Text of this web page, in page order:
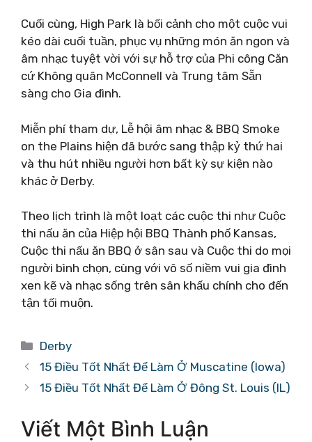
Cuối cùng, High Park là bối cảnh cho một cuộc vui
kéo dài cuối tuần, phục vụ những món ăn ngon và
âm nhạc tuyệt vời với sự hỗ trợ của Phi công Căn
cứ Không quân McConnell và Trung tâm Sẵn
sàng cho Gia đình.
Miễn phí tham dự, Lễ hội âm nhạc & BBQ Smoke
on the Plains hiện đã bước sang thập kỷ thứ hai
và thu hút nhiều người hơn bất kỳ sự kiện nào
khác ở Derby.
Theo lịch trình là một loạt các cuộc thi như Cuộc
thi nấu ăn của Hiệp hội BBQ Thành phố Kansas,
Cuộc thi nấu ăn BBQ ở sân sau và Cuộc thi do mọi
người bình chọn, cùng với vô số niềm vui gia đình
xen kẽ và nhạc sống trên sân khấu chính cho đến
tận tối muộn.
Danh
mục
Derby
15 Điều Tốt Nhất Để Làm Ở Muscatine (Iowa)
15 Điều Tốt Nhất Để Làm Ở Đông St. Louis (IL)
Viết Một Bình Luận